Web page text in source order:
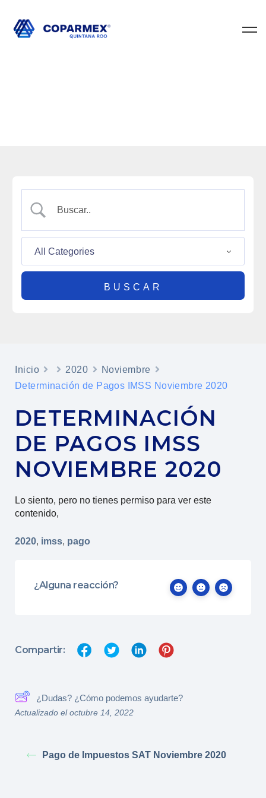
Inicio 2020
Noviembre
Determinación de Pagos IMSS Noviembre 2020
DETERMINACIÓN
DE PAGOS IMSS
NOVIEMBRE 2020
Lo siento, pero no tienes permiso para ver este
contenido,
2020, imss, pago
¿Alguna reacción?
Compartir:
¿Dudas? ¿Cómo podemos ayudarte?
Actualizado el octubre 14, 2022
Pago de Impuestos SAT Noviembre 2020